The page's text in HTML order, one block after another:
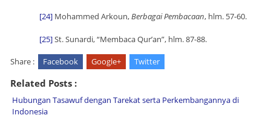
[24] Mohammed Arkoun,Berbagai Pembacaan, hlm. 57-60.
[25]St. Sunardi, “Membaca Qur’an”, hlm. 87-88.
Share : Facebook Google+ Twitter
Related Posts :
Hubungan Tasawuf dengan Tarekat serta Perkembangannya di
Indonesia